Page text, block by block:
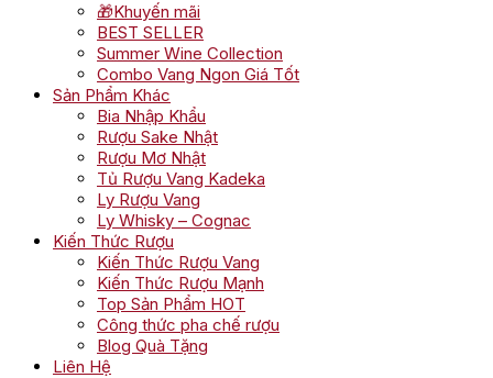
🎁Khuyến mãi
BEST SELLER
Summer Wine Collection
Combo Vang Ngon Giá Tốt
Sản Phẩm Khác
Bia Nhập Khẩu
Rượu Sake Nhật
Rượu Mơ Nhật
Tủ Rượu Vang Kadeka
Ly Rượu Vang
Ly Whisky – Cognac
Kiến Thức Rượu
Kiến Thức Rượu Vang
Kiến Thức Rượu Mạnh
Top Sản Phẩm HOT
Công thức pha chế rượu
Blog Quà Tặng
Liên Hệ